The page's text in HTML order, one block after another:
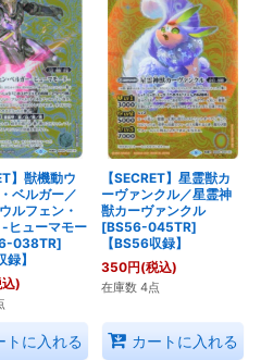
】獣機動ウ
ベルガー／
ルフェン・
ヒューマモー
038TR]
録】
)
トに入れる
【SECRET】星霊獣カ
ーヴァンクル／星霊神
獣カーヴァンクル
[BS56-045TR]
【BS56収録】
350円(税込)
在庫数 4点
カートに入れる